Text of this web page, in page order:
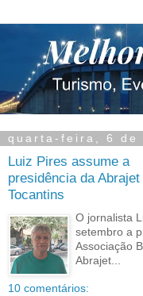
quarta-feira, 6 de
Luiz Pires assume a
presidência da Abrajet
Tocantins
O jornalista
setembro a
Associação
Abrajet...
10 comentários: